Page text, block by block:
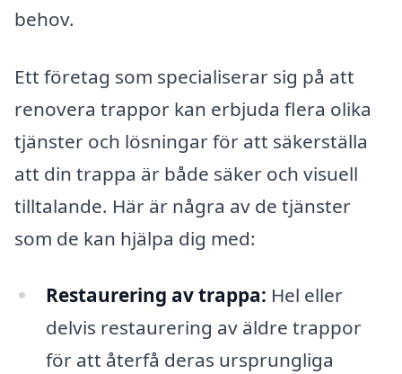
behov.
Ett företag som specialiserar sig på att
renovera trappor kan erbjuda flera olika
tjänster och lösningar för att säkerställa
att din trappa är både säker och visuell
tilltalande. Här är några av de tjänster
som de kan hjälpa dig med:
Restaurering av trappa: Hel eller
delvis restaurering av äldre trappor
för att återfå deras ursprungliga